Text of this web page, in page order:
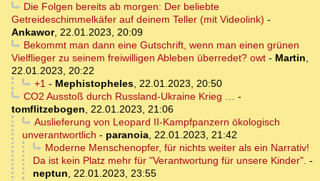
Die Folgen bereits ab morgen: Der beliebte
Getreideschimmelkäfer auf deinem Teller (mit Videolink) -
Ankawor, 22.01.2023, 20:09
Bekommt man dann eine Gutschrift, wenn man einen grünen
Vielflieger zu seinem freiwilligen Ableben überredet? owt - Martin,
22.01.2023, 20:22
+1- Mephistopheles, 22.01.2023, 20:50
CO2 Ausstoß durch Russland-Ukraine Krieg … -
tomflitzebogen, 22.01.2023, 21:06
Auslieferung von Leopard II-Kampfpanzern ökologisch
unverantwortlich - paranoia, 22.01.2023, 21:42
Moderne Menschenopfer, für nichts weiter als ein Narrativ!
Da ist kein Platz mehr für "Verantwortung für unsere Kinder". -
neptun, 22.01.2023, 23:55